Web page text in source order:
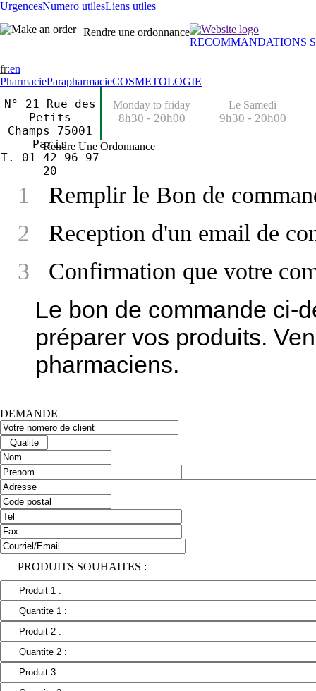
UrgencesNumero utilesLiens utiles
Rendre une ordonnance
RECOMMANDATIONS
fr:en
PharmacieParapharmacieCOSMETOLOGIE
N° 21 Rue des
Petits
Champs 75001
Paris
T. 01 42 96 97
20
Monday to friday
8h30 - 20h00
Le Samedi
9h30 - 20h00
Rendre Une Ordonnance
1
Remplir le Bon de
2 Reception d'un email de
3 Confirmation que votre
Le bon de commande ci-
préparer vos produits.
pharmaciens.
DEMANDE
PRODUITS SOUHAITES :